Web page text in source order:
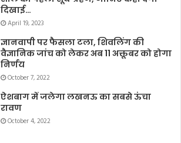
दिखाई…
April 19, 2023
ज्ञानवापी पर फैसला टला, शिवलिंग की
वैज्ञानिक जांच को लेकर अब 11 अक्तूबर को होगा
निर्णय
October 7, 2022
ऐशबाग में जलेगा लखनऊ का सबसे ऊंचा
रावण
October 4, 2022